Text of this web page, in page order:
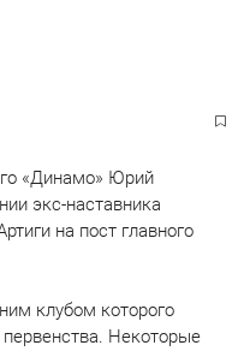
«Динамо» Юрий
экс-наставника
на пост главного
клубом которого
Некоторые